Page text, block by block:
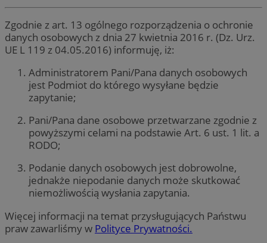
Zgodnie z art. 13 ogólnego rozporządzenia o ochronie
danych osobowych z dnia 27 kwietnia 2016 r. (Dz. Urz.
UE L 119 z 04.05.2016) informuję, iż:
Administratorem Pani/Pana danych osobowych
jest Podmiot do którego wysyłane będzie
zapytanie;
Pani/Pana dane osobowe przetwarzane zgodnie z
powyższymi celami na podstawie Art. 6 ust. 1 lit. a
RODO;
Podanie danych osobowych jest dobrowolne,
jednakże niepodanie danych może skutkować
niemożliwością wysłania zapytania.
Więcej informacji na temat przysługujących Państwu
praw zawarliśmy w Polityce Prywatności.